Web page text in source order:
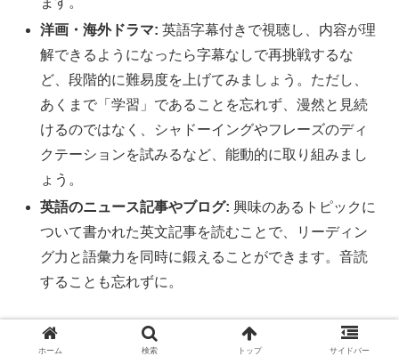
洋画・海外ドラマ: 英語字幕付きで視聴し、内容が理
解できるようになったら字幕なしで再挑戦するな
ど、段階的に難易度を上げてみましょう。ただし、
あくまで「学習」であることを忘れず、漫然と見続
けるのではなく、シャドーイングやフレーズのディ
クテーションを試みるなど、能動的に取り組みまし
ょう。
英語のニュース記事やブログ: 興味のあるトピックに
ついて書かれた英文記事を読むことで、リーディン
グ力と語彙力を同時に鍛えることができます。音読
することも忘れずに。
これらのコンテンツに触れる際は、「全てを理解しよう」
とするよりも、まずは「全体像を掴む」ことに集中しまし
ホーム 検索 トップ サイドバー